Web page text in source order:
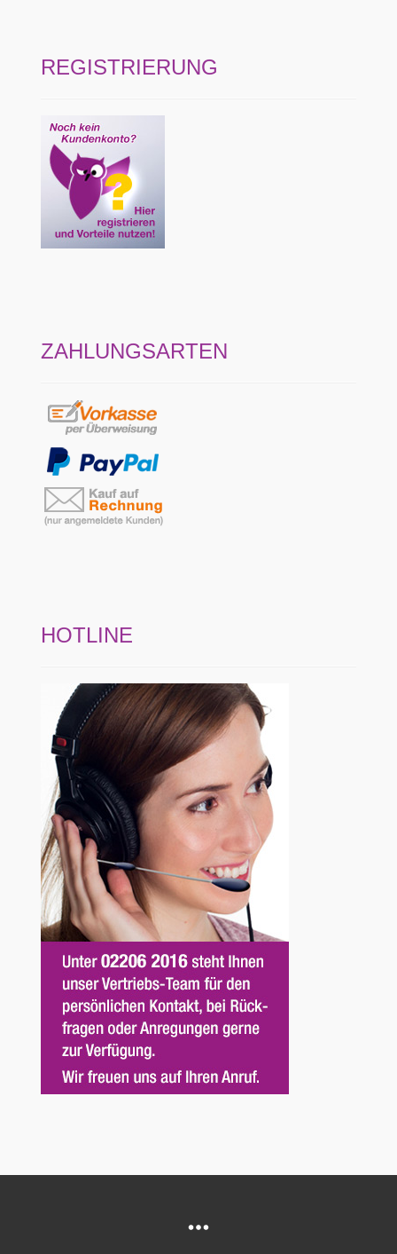
REGISTRIERUNG
ZAHLUNGSARTEN
HOTLINE